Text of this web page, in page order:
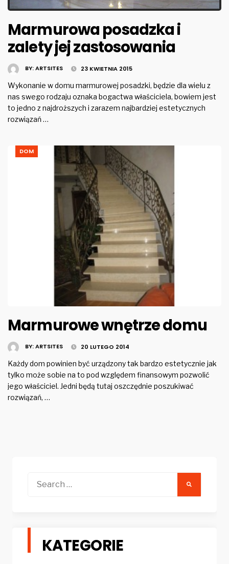
Marmurowa posadzka i
zalety jej zastosowania
BY:ARTSITES 23 KWIETNIA 2015
Wykonanie w domu marmurowej posadzki, będzie dla wielu z
nas swego rodzaju oznaka bogactwa właściciela, bowiem jest
to jedno z najdroższych i zarazem najbardziej estetycznych
rozwiązań …
DOM
Marmurowe wnętrze domu
BY:ARTSITES 20 LUTEGO 2014
Każdy dom powinien być urządzony tak bardzo estetycznie jak
tylko może sobie na to pod względem finansowym pozwolić
jego właściciel. Jedni będą tutaj oszczędnie poszukiwać
rozwiązań, …
Search
KATEGORIE